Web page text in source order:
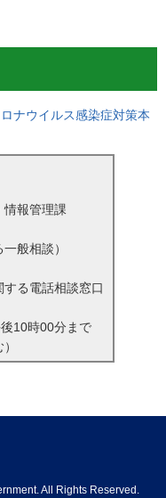
ナウイルス感染症対策本
情報管理課
般相談）
る電話相談窓口
10時00分まで
All Rights Reserved.